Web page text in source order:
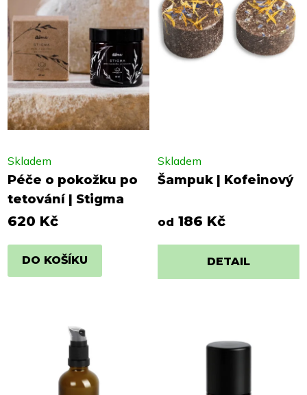
Péče o pokožku po
tetování | Stigma
Skladem
620 Kč
DO KOŠÍKU
Šampuk | Kofeinový
Skladem
od 186 Kč
DETAIL